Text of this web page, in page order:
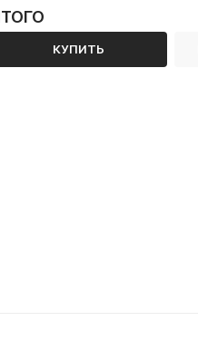
КУПИТЬ